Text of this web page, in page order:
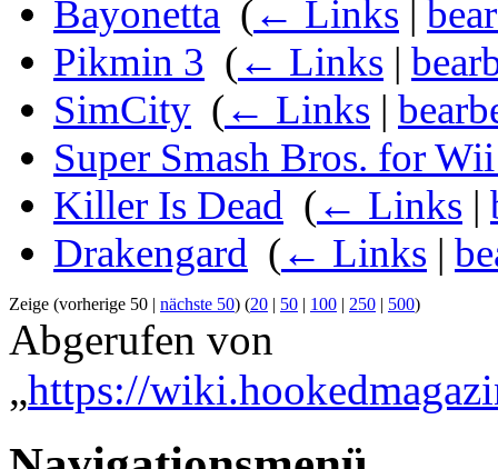
Bayonetta (← Links |
Pikmin 3 (← Links |
SimCity (← Links |
Super Smash Bros. for
Killer Is Dead (← Links |
Drakengard (← Links |
Zeige (vorherige 50 | nächste 50) (20 | 50 | 100 | 250 | 500)
Abgerufen von
„https://